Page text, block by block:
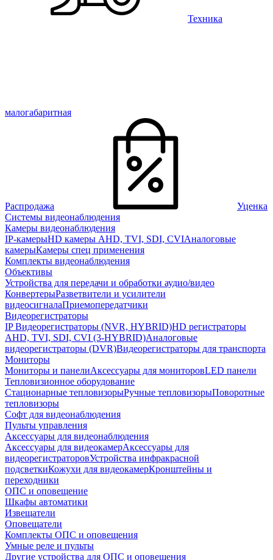
Техника
малогабаритная
Распродажа
Уценка
Системы видеонаблюдения
Камеры видеонаблюдения
IP-камерыHD камеры AHD, TVI, SDI, CVIАналоговые
камерыКамеры спец применения
Комплекты видеонаблюдения
Объективы
Устройства для передачи и обработки аудио/видео
КонвертерыРазветвители и усилители
видеосигналаПриемопередатчики
Видеорегистраторы
IP Видеорегистраторы (NVR, HYBRID)HD регистраторы
AHD, TVI, SDI, CVI (3-HYBRID)Аналоговые
видеорегистраторы (DVR)Видеорегистраторы для транспорта
Мониторы
Мониторы и панелиАксессуары для мониторовLED панели
Тепловизионное оборудование
Стационарные тепловизорыРучные тепловизорыПоворотные
тепловизоры
Софт для видеонаблюдения
Пульты управления
Аксессуары для видеонаблюдения
Аксессуары для видеокамерАксессуары для
видеорегистраторовУстройства инфракрасной
подсветкиКожухи для видеокамерКронштейны и
переходники
ОПС и оповещение
Шкафы автоматики
Извещатели
Оповещатели
Комплекты ОПС и оповещения
Умные реле и пульты
Другие устройства для ОПС и оповещения